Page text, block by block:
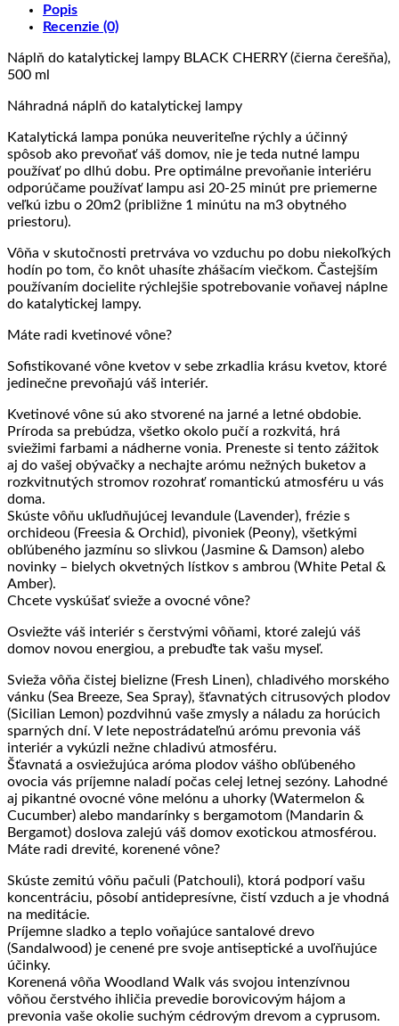
Popis
Recenzie (0)
Náplň do katalytickej lampy BLACK CHERRY (čierna čerešňa),
500 ml
Náhradná náplň do katalytickej lampy
Katalytická lampa ponúka neuveriteľne rýchly a účinný
spôsob ako prevoňať váš domov, nie je teda nutné lampu
používať po dlhú dobu. Pre optimálne prevoňanie interiéru
odporúčame používať lampu asi 20-25 minút pre priemerne
veľkú izbu o 20m2 (približne 1 minútu na m3 obytného
priestoru).
Vôňa v skutočnosti pretrváva vo vzduchu po dobu niekoľkých
hodín po tom, čo knôt uhasíte zhášacím viečkom. Častejším
používaním docielite rýchlejšie spotrebovanie voňavej náplne
do katalytickej lampy.
Máte radi kvetinové vône?
Sofistikované vône kvetov v sebe zrkadlia krásu kvetov, ktoré
jedinečne prevoňajú váš interiér.
Kvetinové vône sú ako stvorené na jarné a letné obdobie.
Príroda sa prebúdza, všetko okolo pučí a rozkvitá, hrá
sviežimi farbami a nádherne vonia. Preneste si tento zážitok
aj do vašej obývačky a nechajte arómu nežných buketov a
rozkvitnutých stromov rozohrať romantickú atmosféru u vás
doma.
Skúste vôňu ukľudňujúcej levandule (Lavender), frézie s
orchideou (Freesia & Orchid), pivoniek (Peony), všetkými
obľúbeného jazmínu so slivkou (Jasmine & Damson) alebo
novinky – bielych okvetných lístkov s ambrou (White Petal &
Amber).
Chcete vyskúšať svieže a ovocné vône?
Osviežte váš interiér s čerstvými vôňami, ktoré zalejú váš
domov novou energiou, a prebuďte tak vašu myseľ.
Svieža vôňa čistej bielizne (Fresh Linen), chladivého morského
vánku (Sea Breeze, Sea Spray), šťavnatých citrusových plodov
(Sicilian Lemon) pozdvihnú vaše zmysly a náladu za horúcich
sparných dní. V lete nepostrádateľnú arómu prevonia váš
interiér a vykúzli nežne chladivú atmosféru.
Šťavnatá a osviežujúca aróma plodov vášho obľúbeného
ovocia vás príjemne naladí počas celej letnej sezóny. Lahodné
aj pikantné ovocné vône melónu a uhorky (Watermelon &
Cucumber) alebo mandarínky s bergamotom (Mandarin &
Bergamot) doslova zalejú váš domov exotickou atmosférou.
Máte radi drevité, korenené vône?
Skúste zemitú vôňu pačuli (Patchouli), ktorá podporí vašu
koncentráciu, pôsobí antidepresívne, čistí vzduch a je vhodná
na meditácie.
Príjemne sladko a teplo voňajúce santalové drevo
(Sandalwood) je cenené pre svoje antiseptické a uvoľňujúce
účinky.
Korenená vôňa Woodland Walk vás svojou intenzívnou
vôňou čerstvého ihličia prevedie borovicovým hájom a
prevonia vaše okolie suchým cédrovým drevom a cyprusom.